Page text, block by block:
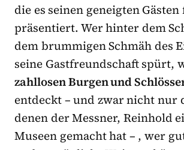
die es seinen geneigten
präsentiert. Wer hinter dem
dem brummigen Schmäh des
seine Gastfreundschaft spürt,
zahllosen Burgen und
entdeckt – und zwar nicht nur
denen der Messner, Reinhold
Museen gemacht hat – , wer